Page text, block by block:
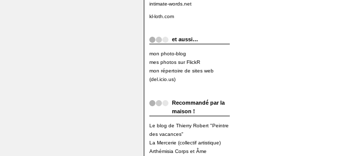
intimate-words.net
kl-loth.com
et aussi…
mon photo-blog
mes photos sur FlickR
mon répertoire de sites web
(del.icio.us)
Recommandé par la
maison !
Le blog de Thierry Robert "Peintre
des vacances"
La Mercerie (collectif artistique)
Arthémisia Corps et Âme